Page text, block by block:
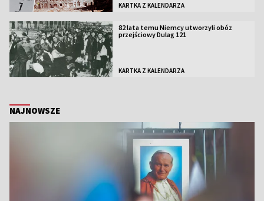
KARTKA Z KALENDARZA
82 lata temu Niemcy utworzyli obóz
przejściowy Dulag 121
KARTKA Z KALENDARZA
NAJNOWSZE